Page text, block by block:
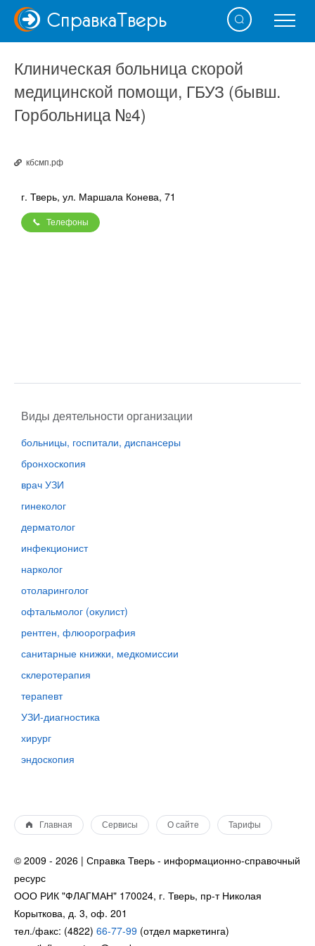
СправкаТверь
Клиническая больница скорой
медицинской помощи, ГБУЗ (бывш.
Горбольница №4)
кбсмп.рф
г. Тверь, ул. Маршала Конева, 71
Телефоны
Виды деятельности организации
больницы, госпитали, диспансеры
бронхоскопия
врач УЗИ
гинеколог
дерматолог
инфекционист
нарколог
отоларинголог
офтальмолог (окулист)
рентген, флюорография
санитарные книжки, медкомиссии
склеротерапия
терапевт
УЗИ-диагностика
хирург
эндоскопия
Главная Сервисы О сайте Тарифы
© 2009 - 2026 | Справка Тверь - информационно-справочный
ресурс
ООО РИК "ФЛАГМАН" 170024, г. Тверь, пр-т Николая
Корыткова, д. 3, оф. 201
тел./факс: (4822) 66-77-99 (отдел маркетинга)